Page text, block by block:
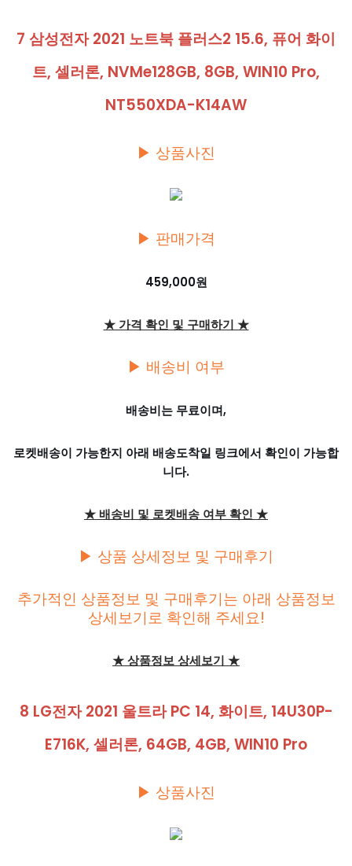
7 삼성전자 2021 노트북 플러스2 15.6, 퓨어 화이
트, 셀러론, NVMe128GB, 8GB, WIN10 Pro,
NT550XDA-K14AW
▶ 상품사진
▶ 판매가격
459,000원
★ 가격 확인 및 구매하기 ★
▶ 배송비 여부
배송비는 무료이며,
로켓배송이 가능한지 아래 배송도착일 링크에서 확인이 가능합
니다.
★ 배송비 및 로켓배송 여부 확인 ★
▶ 상품 상세정보 및 구매후기
추가적인 상품정보 및 구매후기는 아래 상품정보
상세보기로 확인해 주세요!
★ 상품정보 상세보기 ★
8 LG전자 2021 울트라 PC 14, 화이트, 14U30P-
E716K, 셀러론, 64GB, 4GB, WIN10 Pro
▶ 상품사진